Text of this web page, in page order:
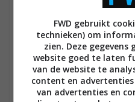
CORRY DE
23
Zou leuk zijn voor
oudjes eens lekker
Loot graag mee
FWD gebruikt
technieken) om
zien. Deze
website goed te laten
van de website te
content en
van advertenties en